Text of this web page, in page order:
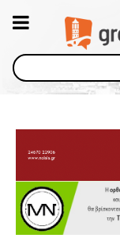
Αναζήτηση